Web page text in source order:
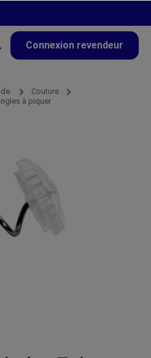
Connexion revendeur
Couture
à piquer